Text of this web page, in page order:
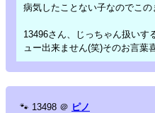
病気したことない子なのでこ
13496さん、じっちゃん扱いす
ュー出来ません(笑)そのお言葉
🐾 13498 ＠ ピノ